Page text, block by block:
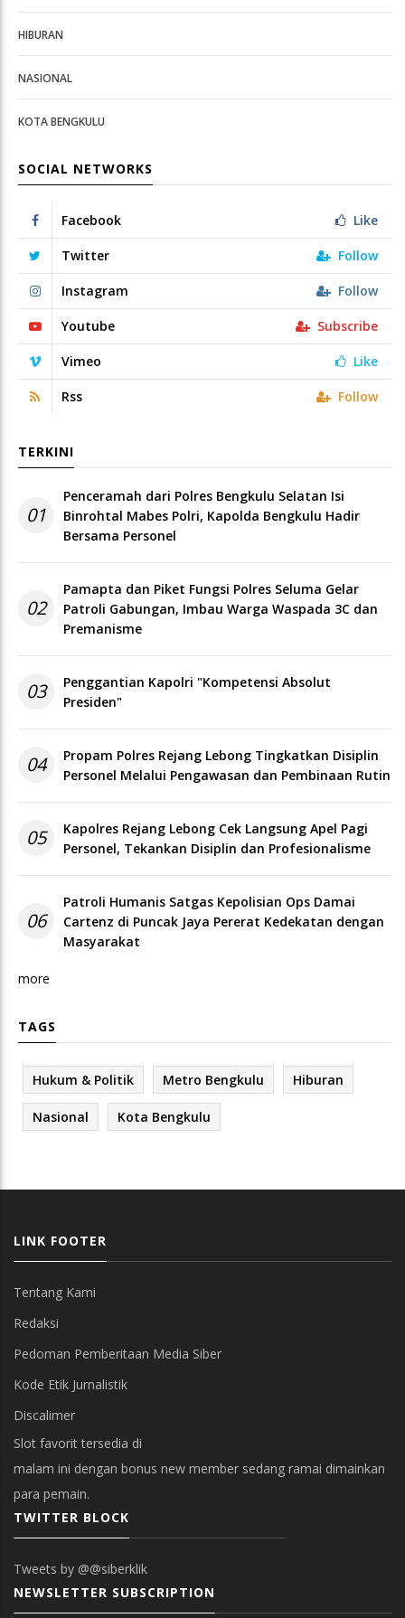
HIBURAN
NASIONAL
KOTA BENGKULU
SOCIAL NETWORKS
Facebook Like
Twitter Follow
Instagram Follow
Youtube Subscribe
Vimeo Like
Rss Follow
TERKINI
01
Penceramah dari Polres Bengkulu Selatan Isi
Binrohtal Mabes Polri, Kapolda Bengkulu Hadir
Bersama Personel
02
Pamapta dan Piket Fungsi Polres Seluma Gelar
Patroli Gabungan, Imbau Warga Waspada 3C dan
Premanisme
03
Penggantian Kapolri "Kompetensi Absolut
Presiden"
04
Propam Polres Rejang Lebong Tingkatkan Disiplin
Personel Melalui Pengawasan dan Pembinaan Rutin
05
Kapolres Rejang Lebong Cek Langsung Apel Pagi
Personel, Tekankan Disiplin dan Profesionalisme
06
Patroli Humanis Satgas Kepolisian Ops Damai
Cartenz di Puncak Jaya Pererat Kedekatan dengan
Masyarakat
more
TAGS
Hukum & Politik Metro Bengkulu Hiburan
Nasional Kota Bengkulu
LINK FOOTER
Tentang Kami
Redaksi
Pedoman Pemberitaan Media Siber
Kode Etik Jurnalistik
Discalimer
Slot favorit tersedia di
malam ini dengan bonus new member sedang ramai dimainkan
para pemain.
TWITTER BLOCK
Tweets by @@siberklik
NEWSLETTER SUBSCRIPTION